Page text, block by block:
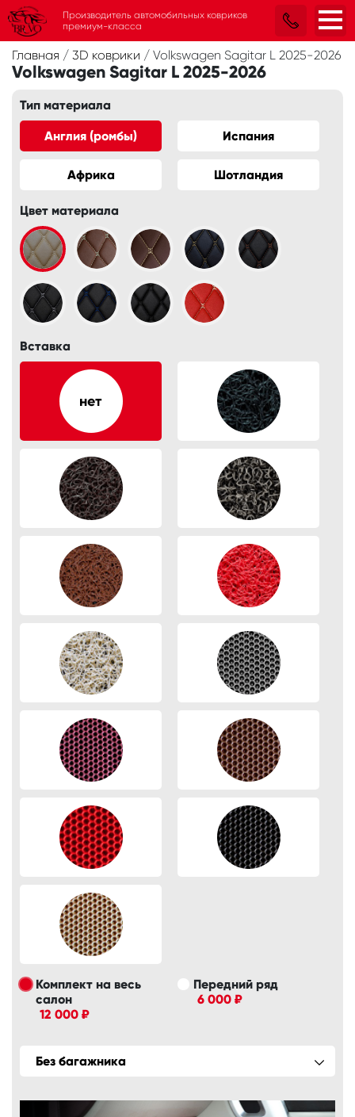
Главная / 3D коврики / Volkswagen Sagitar L 2025-2026
Volkswagen Sagitar L 2025-2026
Тип материала
Англия (ромбы) Испания
Африка Шотландия
Цвет материала
Вставка
Комплект на весь
салон
12 000 ₽
Передний ряд
6 000 ₽
Без багажника
Производитель автомобильных ковриков
премиум-класса